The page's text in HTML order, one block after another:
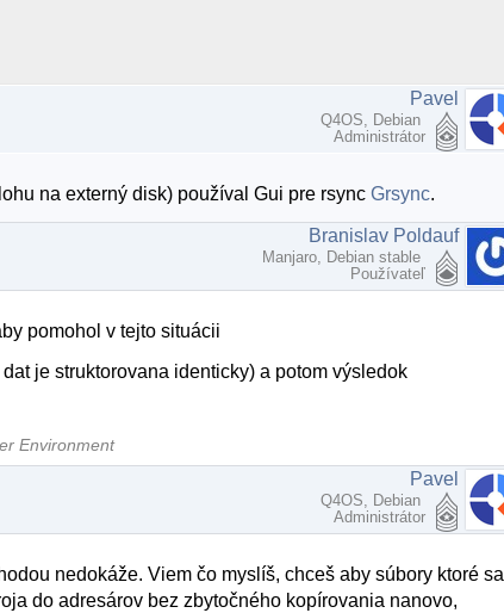
Pavel
Q4OS, Debian
Administrátor
na externý disk) používal Gui pre rsyncGrsync.
Branislav Poldauf
Manjaro, Debian stable
Používateľ
pomohol v tejto situácii
je struktorovana identicky) a potom výsledok
Environment
Pavel
Q4OS, Debian
Administrátor
nedokáže. Viem čo myslíš, chceš aby súbory ktoré sa
do adresárov bez zbytočného kopírovania nanovo,